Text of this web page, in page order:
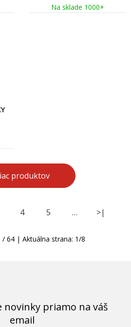
Na sklade 1000+
produktov
4 5 … >|
/ 64 | Aktuálna strana: 1/8
novinky priamo na váš
email